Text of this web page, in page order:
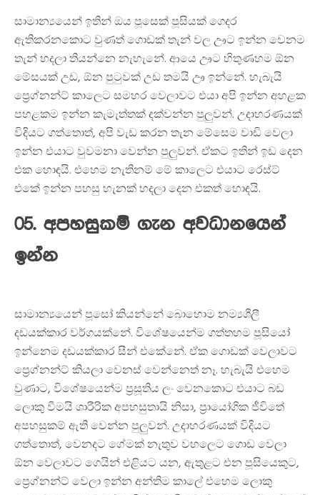
සාමාන්‍යයෙන් ඉතින් ඔය පූසෙක් පූසියක් ගෙදර
ඇතිකරනකොට වුණත් ගොඩක් තැන් වල ඌට ඉන්න වෙනම
තැන් හදලා තියන්නෙ නැහැනේ. ආයෙ ඌට හිතුණහම ඕන
මේසයක් උඩ, ඕන පුටුවක් උඩ තමයි ඌ ඉන්නේ. හැබැයි
ප්‍රෙග්නන්ට් කාලෙට සමහර වෙලාවට එයා අපි ඉන්න අහළක
පහළකම ඉන්න කැමැත්තක් දක්වන්න පුලුවන්. උදාහරණයක්
විදියට ගත්තොත්, අපි වැඩ කරන තැන මේසෙම වාඩි වෙලා
ඉන්න එයාට වුවමනා වෙන්න පුලුවන්. ඒකට ඉතින් ඉඩ දෙන
එක හොඳයි. එහෙම නැතිනම් මේ කාලෙට එයාට රෙස්ට්
එකේ ඉන්න පහසු හැනක් හදලා දෙන එකත් හොඳයි.
05. අපහසුකම් ගැන අවධානයෙන්
ඉන්න
සාමාන්‍යයෙන් පූසෝ කියන්නේ බොහොම නම්‍යශීලී
දඩයක්කාර වර්ගයක්නේ. විශේෂයෙන්ම ගත්තහම පූසියෝ
ඉන්නෙම දඩයක්කාර සීන් එකේනේ. ඒක ගොඩක් වෙලාවට
ප්‍රෙග්නන්ට් කියලා වෙනස් වෙන්නෙත් නෑ. හැබැයි එහෙම
වුණාට, විශේෂයෙන්ම ප්‍රසූතිය ලං වෙනකොට එයාට බඩ
ලොකු වීමයි ශාරීරික අපහසුතායි නිසා, ප්‍රායෝගික ජීවිතේ
අපහසුකම් ඇති වෙන්න පුලුවන්. උදාහරණයක් විදියට
ගත්තොත්, වෙනදට ගේමක් නැතුව වහලෙට ගොඩ වෙලා
ඕන වෙලාවට ගෙයින් එළියට යන, ඇතුළට එන පූසියෙකුට,
ප්‍රෙග්නන්ට් වෙලා ඉන්න අන්තිම කාලේ එහෙම ලොකු